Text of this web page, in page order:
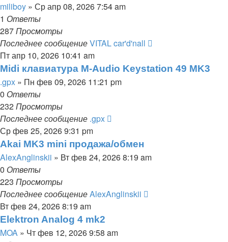
miliboy » Ср апр 08, 2026 7:54 am
1 Ответы
287Просмотры
Последнее сообщениеVITAL car'd'nall
Пт апр 10, 2026 10:41 am
Midi клавиатура M-Audio Keystation 49 MK3
.gpx » Пн фев 09, 2026 11:21 pm
0 Ответы
232Просмотры
Последнее сообщение .gpx
Ср фев 25, 2026 9:31 pm
Akai MK3 mini продажа/обмен
AlexAnglinskii » Вт фев 24, 2026 8:19 am
0 Ответы
223 Просмотры
Последнее сообщениеAlexAnglinskii
Вт фев 24, 2026 8:19 am
Elektron Analog 4 mk2
MOA » Чт фев 12, 2026 9:58 am